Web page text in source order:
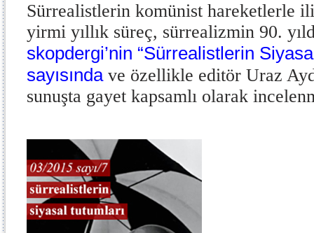
Sürrealistlerin komünist hareketlerle
yirmi yıllık süreç, sürrealizmin 90.
skopdergi’nin “Sürrealistlerin
sayısındave özellikle editör Uraz
sunuşta gayet kapsamlı olarak